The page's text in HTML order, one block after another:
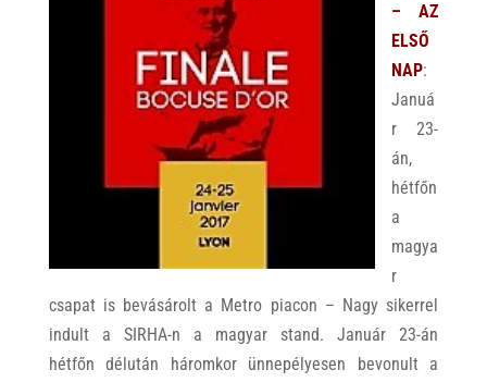
– AZ
ELSŐ
NAP:
Januá
r 23-
án,
hétfőn
a
magya
r
csapat is bevásárolt a Metro piacon – Nagy sikerrel
indult a SIRHA-n a magyar stand. Január 23-án
hétfőn délután háromkor ünnepélyesen bevonult a